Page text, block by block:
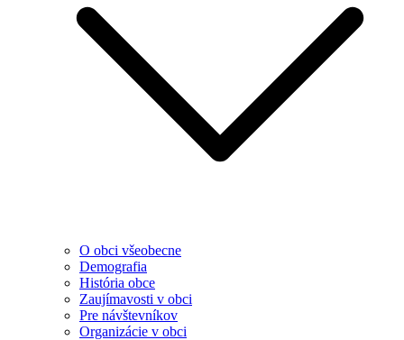
O obci všeobecne
Demografia
História obce
Zaujímavosti v obci
Pre návštevníkov
Organizácie v obci